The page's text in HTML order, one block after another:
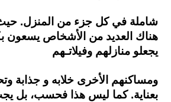
شاملة في كل جزء من المنزل.حيث
هناك العديد من الأشخاص يسعون
يجعلو منازلهم وفيلاتـهم
ومساكنهم الأخرى خلابه و جذابة
بعناية.كما ليس هذا فحسب، بل